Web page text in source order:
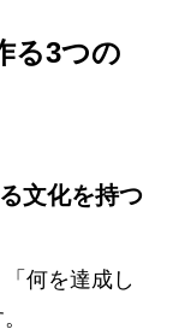
る3つの
文化を持つ
何を達成し